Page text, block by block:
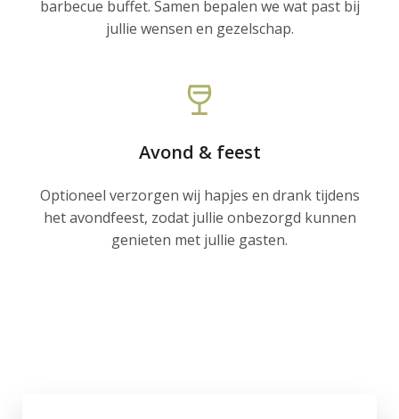
barbecue buffet. Samen bepalen we wat past bij
jullie wensen en gezelschap.
Avond & feest
Optioneel verzorgen wij hapjes en drank tijdens
het avondfeest, zodat jullie onbezorgd kunnen
genieten met jullie gasten.